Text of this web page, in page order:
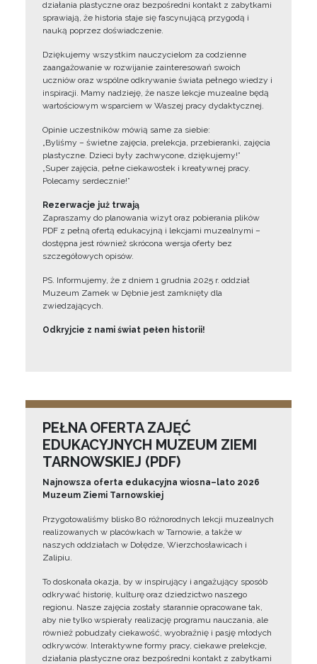
działania plastyczne oraz bezpośredni kontakt z zabytkami
sprawiają, że historia staje się fascynującą przygodą i
nauką poprzez doświadczenie.
Dziękujemy wszystkim nauczycielom za codzienne
zaangażowanie w rozwijanie zainteresowań swoich
uczniów oraz wspólne odkrywanie świata pełnego wiedzy i
inspiracji. Mamy nadzieję, że nasze lekcje muzealne będą
wartościowym wsparciem w Waszej pracy dydaktycznej.
Opinie uczestników mówią same za siebie:
„Byliśmy – świetne zajęcia, prelekcja, przebieranki, zajęcia
plastyczne. Dzieci były zachwycone, dziękujemy!”
„Super zajęcia, pełne ciekawostek i kreatywnej pracy.
Polecamy serdecznie!”
Rezerwacje już trwają
Zapraszamy do planowania wizyt oraz pobierania plików
PDF z pełną ofertą edukacyjną i lekcjami muzealnymi –
dostępna jest również skrócona wersja oferty bez
szczegółowych opisów.
PS. Informujemy, że z dniem 1 grudnia 2025 r. oddział
Muzeum Zamek w Dębnie jest zamknięty dla
zwiedzających.
Odkryjcie z nami świat pełen historii!
PEŁNA OFERTA ZAJĘĆ
EDUKACYJNYCH MUZEUM ZIEMI
TARNOWSKIEJ (PDF)
Najnowsza oferta edukacyjna wiosna–lato 2026
Muzeum Ziemi Tarnowskiej
Przygotowaliśmy blisko 80 różnorodnych lekcji muzealnych
realizowanych w placówkach w Tarnowie, a także w
naszych oddziałach w Dołędze, Wierzchosławicach i
Zalipiu.
To doskonała okazja, by w inspirujący i angażujący sposób
odkrywać historię, kulturę oraz dziedzictwo naszego
regionu. Nasze zajęcia zostały starannie opracowane tak,
aby nie tylko wspierały realizację programu nauczania, ale
również pobudzały ciekawość, wyobraźnię i pasję młodych
odkrywców. Interaktywne formy pracy, ciekawe prelekcje,
działania plastyczne oraz bezpośredni kontakt z zabytkami